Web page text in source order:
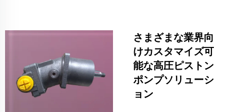
さまざまな業界向
けカスタマイズ可
能な高圧ピストン
ポンプソリューシ
ョン